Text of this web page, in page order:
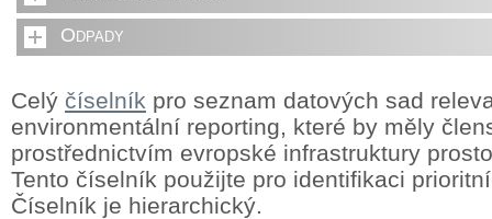
Odpady
Celý číselník pro seznam datových sad
environmentální reporting, které by měly
prostřednictvím evropské infrastruktury
Tento číselník použijte pro identifikaci
Číselník je hierarchický.